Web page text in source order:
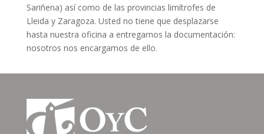
Sariñena) así como de las provincias limítrofes de
Lleida y Zaragoza. Usted no tiene que desplazarse
hasta nuestra oficina a entregarnos la documentación:
nosotros nos encargamos de ello.